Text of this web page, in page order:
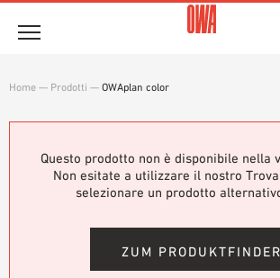
Prodotti
PANORAMICA PRODOTTI
RICERCA GUIDATA
Soluzioni
CAMPI D’APPLICAZIONE
Home — Prodotti — OWAplan color
Questo prodotto non è disponibile nella
Non esitate a utilizzare il nostro
selezionare un prodotto
ZUM PRODUKTFINDER